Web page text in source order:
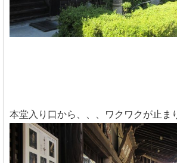
本堂入り口から、、、ワクワクが止ま